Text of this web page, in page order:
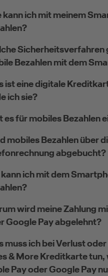
kann ich mit meinem
Sicherheitsverfahren
Bezahlen mit dem
ist eine digitale
ich sie?
es für mobiles Bezahlen
mobiles Bezahlen über
abgebucht?
ich mit dem
wird meine Zahlung
Google Pay abgelehnt?
muss ich bei Verlust
& More Kreditkarte tun,
Pay oder Google Pay